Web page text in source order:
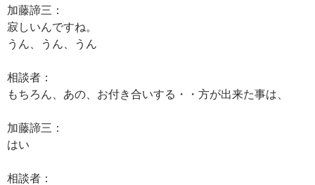
加藤諦三：
寂しいんですね。
うん、うん、うん
相談者：
もちろん、あの、お付き合いする・・方が出来た事は、
加藤諦三：
はい
相談者：